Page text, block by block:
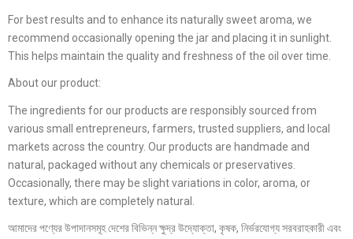
For best results and to enhance its naturally sweet aroma, we
recommend occasionally opening the jar and placing it in sunlight.
This helps maintain the quality and freshness of the oil over time.
About our product:
The ingredients for our products are responsibly sourced from
various small entrepreneurs, farmers, trusted suppliers, and local
markets across the country. Our products are handmade and
natural, packaged without any chemicals or preservatives.
Occasionally, there may be slight variations in color, aroma, or
texture, which are completely natural.
আমাদের পণ্যের উপাদানসমূহ দেশের বিভিন্ন ক্ষুদ্র উদ্যোক্তা, কৃষক, নির্ভরযোগ্য সরবরাহকারী এবং